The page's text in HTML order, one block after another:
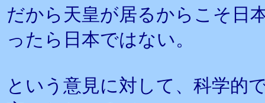
だから天皇が居るからこそ日
ったら日本ではない。
という意見に対して、科学的